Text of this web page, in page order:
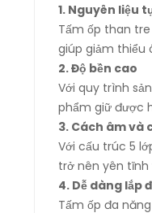
1. Nguyên liệu
Tấm ốp than
giúp giảm thiểu
2. Độ bền cao
Với quy trình
phẩm giữ được
3. Cách âm và
Với cấu trúc 5
trở nên yên
4. Dễ dàng lắp
Tấm ốp đa